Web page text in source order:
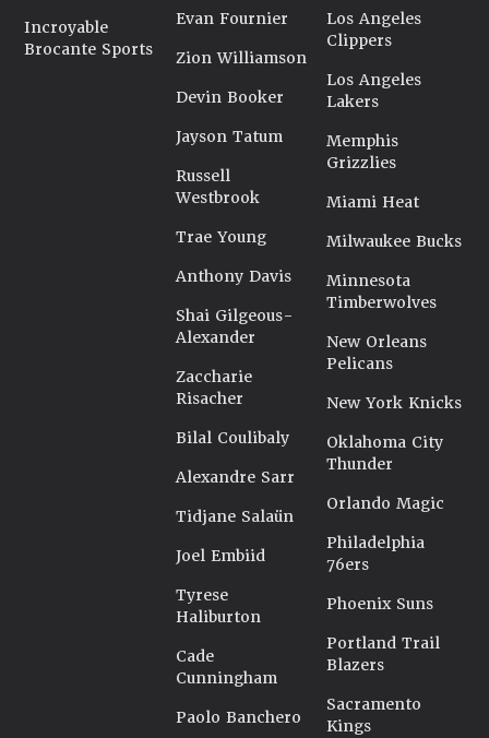
Incroyable
Brocante Sports
Evan Fournier
Zion Williamson
Devin Booker
Jayson Tatum
Russell
Westbrook
Trae Young
Anthony Davis
Shai Gilgeous-
Alexander
Zaccharie
Risacher
Bilal Coulibaly
Alexandre Sarr
Tidjane Salaün
Joel Embiid
Tyrese
Haliburton
Cade
Cunningham
Paolo Banchero
Los Angeles
Clippers
Los Angeles
Lakers
Memphis
Grizzlies
Miami Heat
Milwaukee Bucks
Minnesota
Timberwolves
New Orleans
Pelicans
New York Knicks
Oklahoma City
Thunder
Orlando Magic
Philadelphia
76ers
Phoenix Suns
Portland Trail
Blazers
Sacramento
Kings